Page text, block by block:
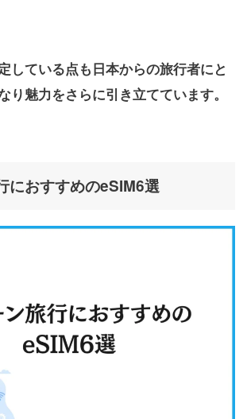
している点も日本からの旅行者にと
り魅力をさらに引き立てています。
におすすめのeSIM6選